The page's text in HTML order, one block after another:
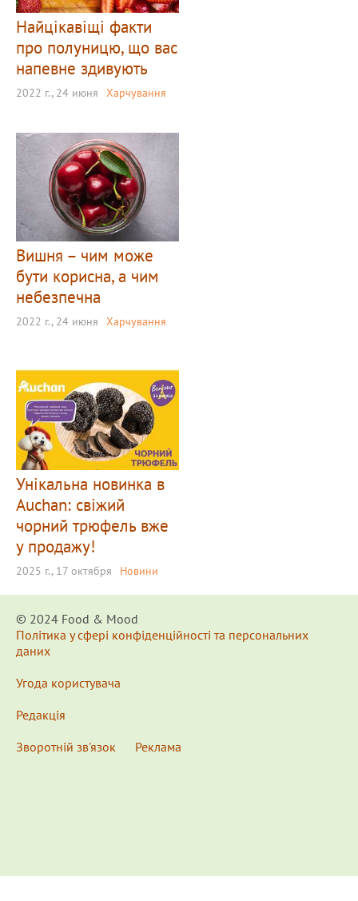
Найцікавіщі факти
про полуницю, що вас
напевне здивують
2022 г., 24 июня Харчування
Вишня – чим може
бути корисна, а чим
небезпечна
2022 г., 24 июня Харчування
Унікальна новинка в
Auchan: свіжий
чорний трюфель вже
у продажу!
2025 г., 17 октября Новини
© 2024 Food & Мood
Політика у сфері конфіденційності та персональних
даних
Угода користувача
Редакція
Зворотній зв'язок
Реклама